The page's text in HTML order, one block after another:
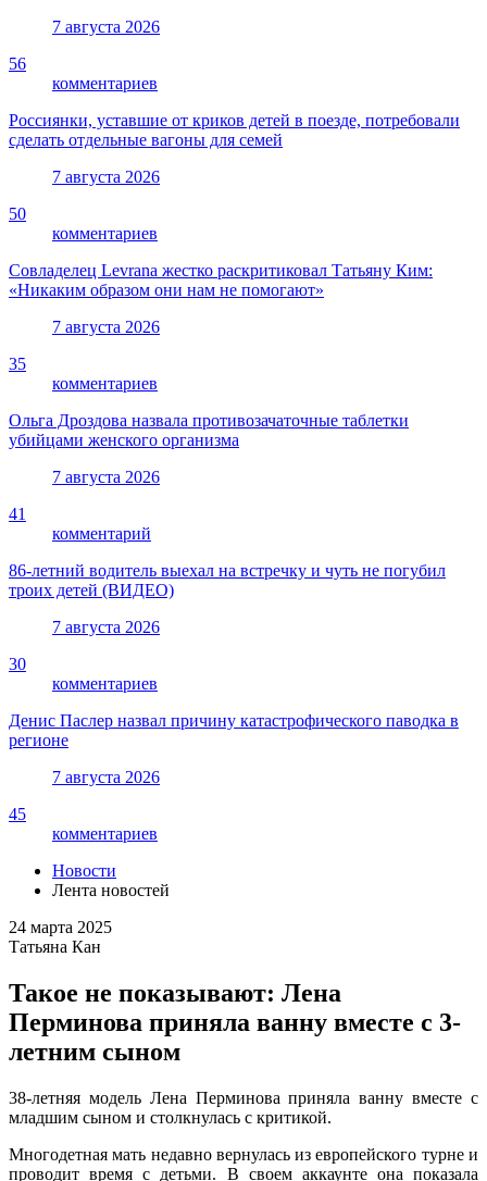
7 августа 2026
56
комментариев
Россиянки, уставшие от криков детей в поезде, потребовали
сделать отдельные вагоны для семей
7 августа 2026
50
комментариев
Совладелец Levrana жестко раскритиковал Татьяну Ким:
«Никаким образом они нам не помогают»
7 августа 2026
35
комментариев
Ольга Дроздова назвала противозачаточные таблетки
убийцами женского организма
7 августа 2026
41
комментарий
86-летний водитель выехал на встречку и чуть не погубил
троих детей (ВИДЕО)
7 августа 2026
30
комментариев
Денис Паслер назвал причину катастрофического паводка в
регионе
7 августа 2026
45
комментариев
Новости
Лента новостей
24 марта 2025
Татьяна Кан
Такое не показывают: Лена
Перминова приняла ванну вместе с 3-
летним сыном
38-летняя модель Лена Перминова приняла ванну вместе с
младшим сыном и столкнулась с критикой.
Многодетная мать недавно вернулась из европейского турне и
проводит время с детьми. В своем аккаунте она показала